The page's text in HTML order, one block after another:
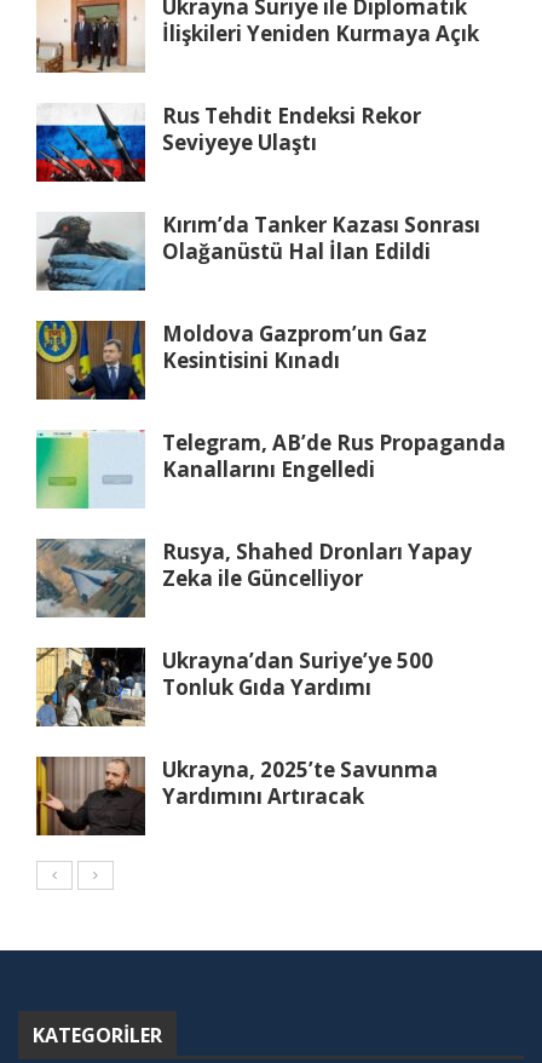
Ukrayna Suriye ile Diplomatik
İlişkileri Yeniden Kurmaya Açık
Rus Tehdit Endeksi Rekor
Seviyeye Ulaştı
Kırım’da Tanker Kazası Sonrası
Olağanüstü Hal İlan Edildi
Moldova Gazprom’un Gaz
Kesintisini Kınadı
Telegram, AB’de Rus Propaganda
Kanallarını Engelledi
Rusya, Shahed Dronları Yapay
Zeka ile Güncelliyor
Ukrayna’dan Suriye’ye 500
Tonluk Gıda Yardımı
Ukrayna, 2025’te Savunma
Yardımını Artıracak
KATEGORILER